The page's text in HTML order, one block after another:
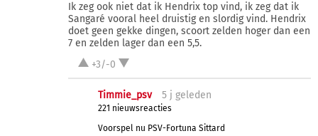
Ik zeg ook niet dat ik Hendrix top vind, ik zeg dat ik
Sangaré vooral heel druistig en slordig vind. Hendrix
doet geen gekke dingen, scoort zelden hoger dan een
7 en zelden lager dan een 5,5.
+3/-0
Timmie_psv 5 j geleden
221 nieuwsreacties
Voorspel nu PSV-Fortuna Sittard